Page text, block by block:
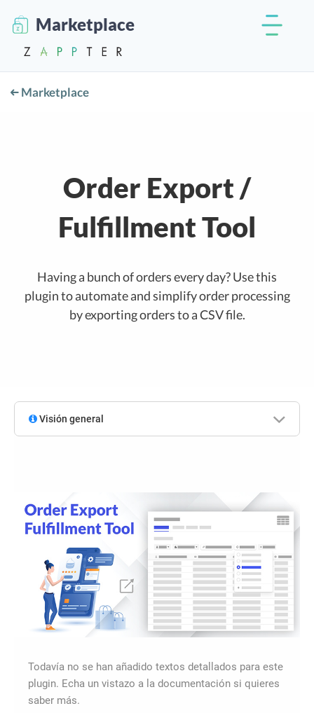
Marketplace
Marketplace
Order Export /
Fulfillment Tool
Having a bunch of orders every day? Use this
plugin to automate and simplify order processing
by exporting orders to a CSV file.
Visión general
Todavía no se han añadido textos detallados para este
plugin. Echa un vistazo a la documentación si quieres
saber más.